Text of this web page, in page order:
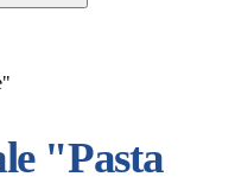
"Pasta